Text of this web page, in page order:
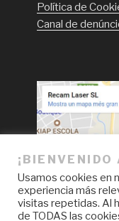
Política de
Canal de
Usamos cookies en
experiencia más
visitas repetidas. Al
de TODAS las